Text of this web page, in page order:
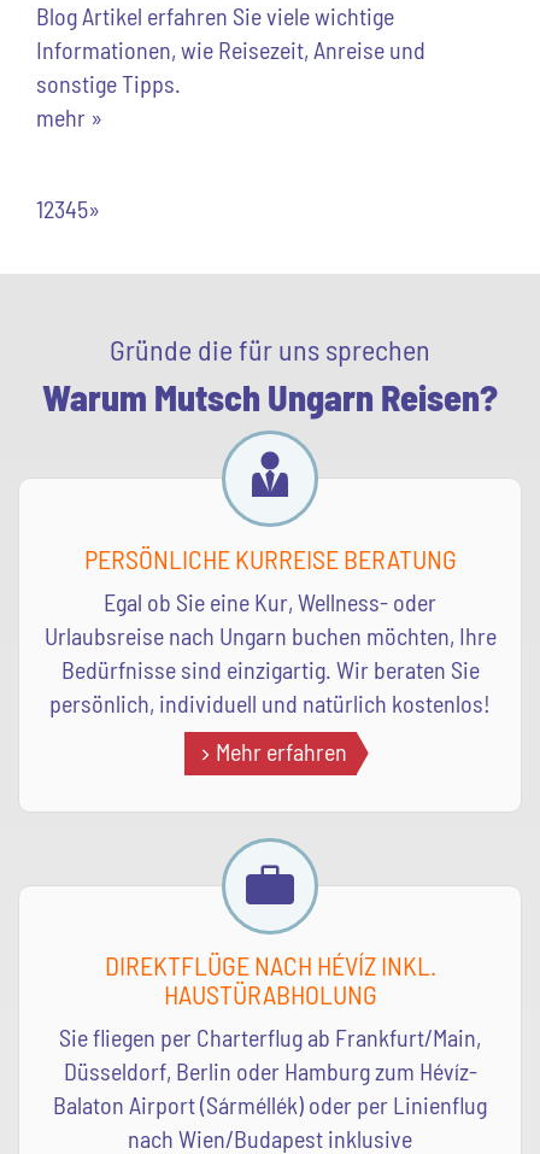
Blog Artikel erfahren Sie viele wichtige
Informationen, wie Reisezeit, Anreise und
sonstige Tipps.
mehr »
12345»
Gründe die für uns sprechen
Warum Mutsch Ungarn Reisen?
PERSÖNLICHE KURREISE BERATUNG
Egal ob Sie eine Kur, Wellness- oder
Urlaubsreise nach Ungarn buchen möchten, Ihre
Bedürfnisse sind einzigartig. Wir beraten Sie
persönlich, individuell und natürlich kostenlos!
Mehr erfahren
DIREKTFLÜGE NACH HÉVÍZ INKL.
HAUSTÜRABHOLUNG
Sie fliegen per Charterflug ab Frankfurt/Main,
Düsseldorf, Berlin oder Hamburg zum Hévíz-
Balaton Airport (Sárméllék) oder per Linienflug
nach Wien/Budapest inklusive